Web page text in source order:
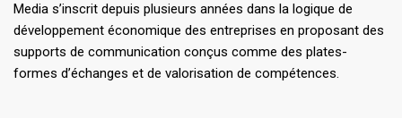
Media s’inscrit depuis plusieurs années dans la logique de
développement économique des entreprises en proposant des
supports de communication conçus comme des plates-
formes d’échanges et de valorisation de compétences.